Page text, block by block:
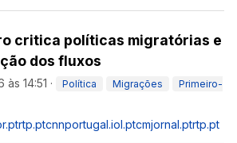
critica políticas migratórias e
dos fluxos
14:51 · Política Migrações
Primeiro-
rtp.ptcnnportugal.iol.ptcmjornal.ptrtp.pt